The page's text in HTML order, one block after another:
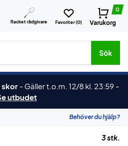
Racket rådgivare Favoriter (0)
0
Varukorg
märken osv.
Sök
skor - Gäller t.o.m. 12/8 kl. 23:59 -
utbudet
Behöver du hjälp?
3 stk.